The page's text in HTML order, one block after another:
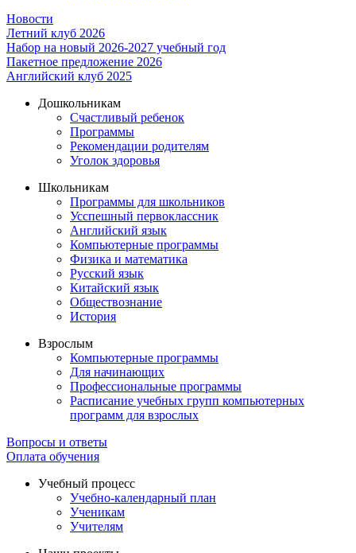
Новости
Летний клуб 2026
Набор на новый 2026-2027 учебный год
Пакетное предложение 2026
Английский клуб 2025
Дошкольникам
Счастливый ребенок
Программы
Рекомендации родителям
Уголок здоровья
Школьникам
Программы для школьников
Усспешный первоклассник
Английский язык
Компьютерные программы
Физика и математика
Русский язык
Китайский язык
Обществознание
История
Взрослым
Компьютерные программы
Для начинающих
Профессиональные программы
Расписание учебных групп компьютерных
программ для взрослых
Вопросы и ответы
Оплата обучения
Учебный процесс
Учебно-календарный план
Ученикам
Учителям